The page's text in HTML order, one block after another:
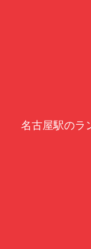
名古屋駅のラ